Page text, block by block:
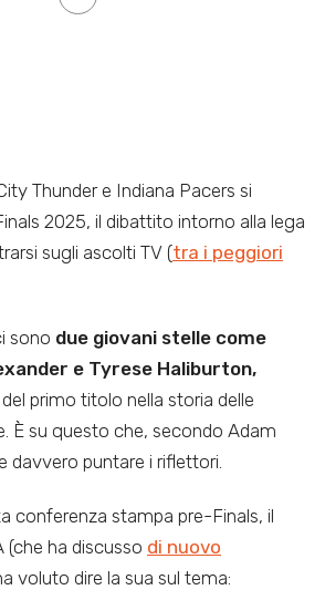
Thunder e Indiana Pacers si
2025, il dibattito intorno alla lega
sugli ascolti TV (tra i peggiori
sono due giovani stelle come
e Tyrese Haliburton,
primo titolo nella storia delle
È su questo che, secondo Adam
davvero puntare i riflettori.
conferenza stampa pre-Finals, il
ha discusso di nuovo
voluto dire la sua sul tema: